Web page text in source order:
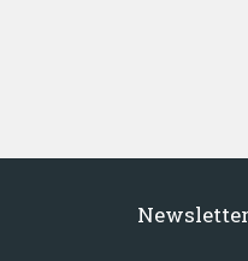
Newsletter